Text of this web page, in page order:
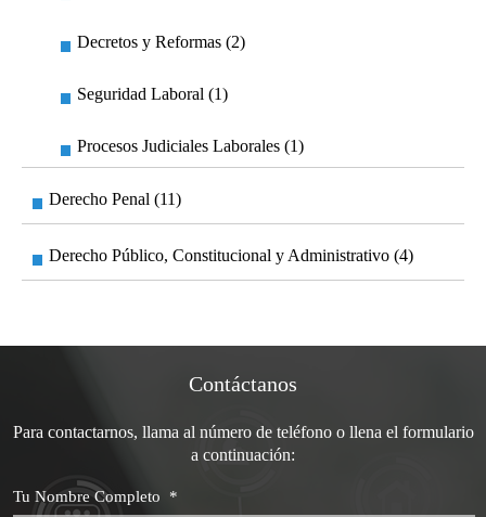
Decretos y Reformas (2)
Seguridad Laboral (1)
Procesos Judiciales Laborales (1)
Derecho Penal (11)
Derecho Público, Constitucional y Administrativo (4)
Contáctanos
Para contactarnos, llama al número de teléfono o llena el formulario
a continuación:
*
Tu Nombre Completo